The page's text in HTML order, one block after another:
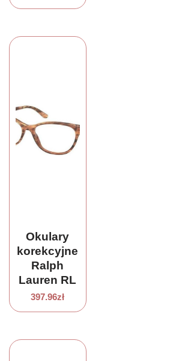
Okulary
korekcyjne
Ralph
Lauren RL
6204 5875
55-16-140
397.96zł